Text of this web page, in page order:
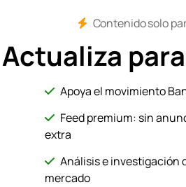
Contenido solo
Actualiza
Apoya el movimiento
Feed premium: sin
extra
Análisis e investigación
mercado